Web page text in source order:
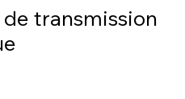
transmission